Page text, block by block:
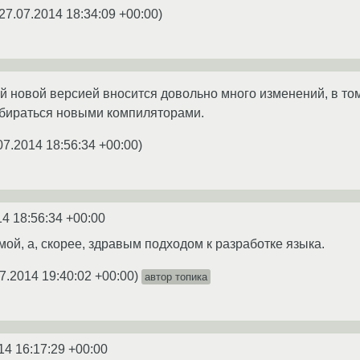
18:34:09 +00:00)
новой версией вносится довольно много изменений, в
новыми компиляторами.
18:56:34 +00:00)
18:56:34 +00:00
а, скорее, здравым подходом к разработке языка.
19:40:02 +00:00) автор топика
16:17:29 +00:00